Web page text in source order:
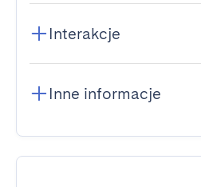
Interakcje
Inne informacje